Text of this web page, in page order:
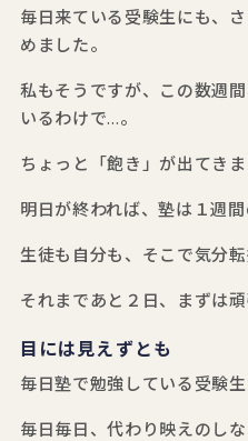
毎日来ている受験生にも、
めました。
私もそうですが、この数週
いるわけで…。
ちょっと「飽き」が出てきま
明日が終われば、塾は１週間
生徒も自分も、そこで気分
それまであと２日、まずは
目には見えずとも
毎日塾で勉強している受験生
毎日毎日、代わり映えのし